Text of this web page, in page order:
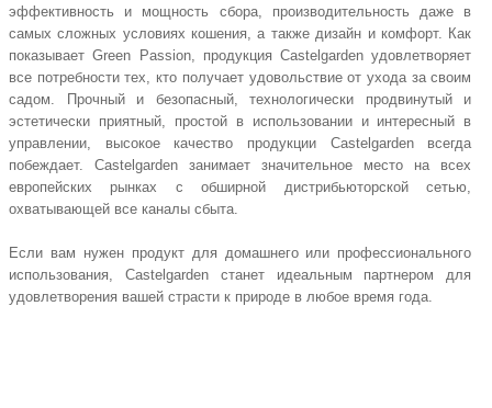
эффективность и мощность сбора, производительность даже в
самых сложных условиях кошения, а также дизайн и комфорт. Как
показывает Green Passion, продукция Castelgarden удовлетворяет
все потребности тех, кто получает удовольствие от ухода за своим
садом. Прочный и безопасный, технологически продвинутый и
эстетически приятный, простой в использовании и интересный в
управлении, высокое качество продукции Castelgarden всегда
побеждает. Castelgarden занимает значительное место на всех
европейских рынках с обширной дистрибьюторской сетью,
охватывающей все каналы сбыта.
Если вам нужен продукт для домашнего или профессионального
использования, Castelgarden станет идеальным партнером для
удовлетворения вашей страсти к природе в любое время года.